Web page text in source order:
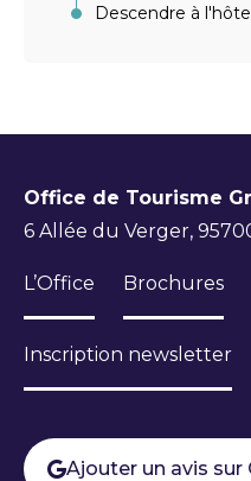
Descendre à
Office de Tourisme
6 Allée du Verger,
L’Office Brochures
Inscription newsletter
Ajouter un avis sur